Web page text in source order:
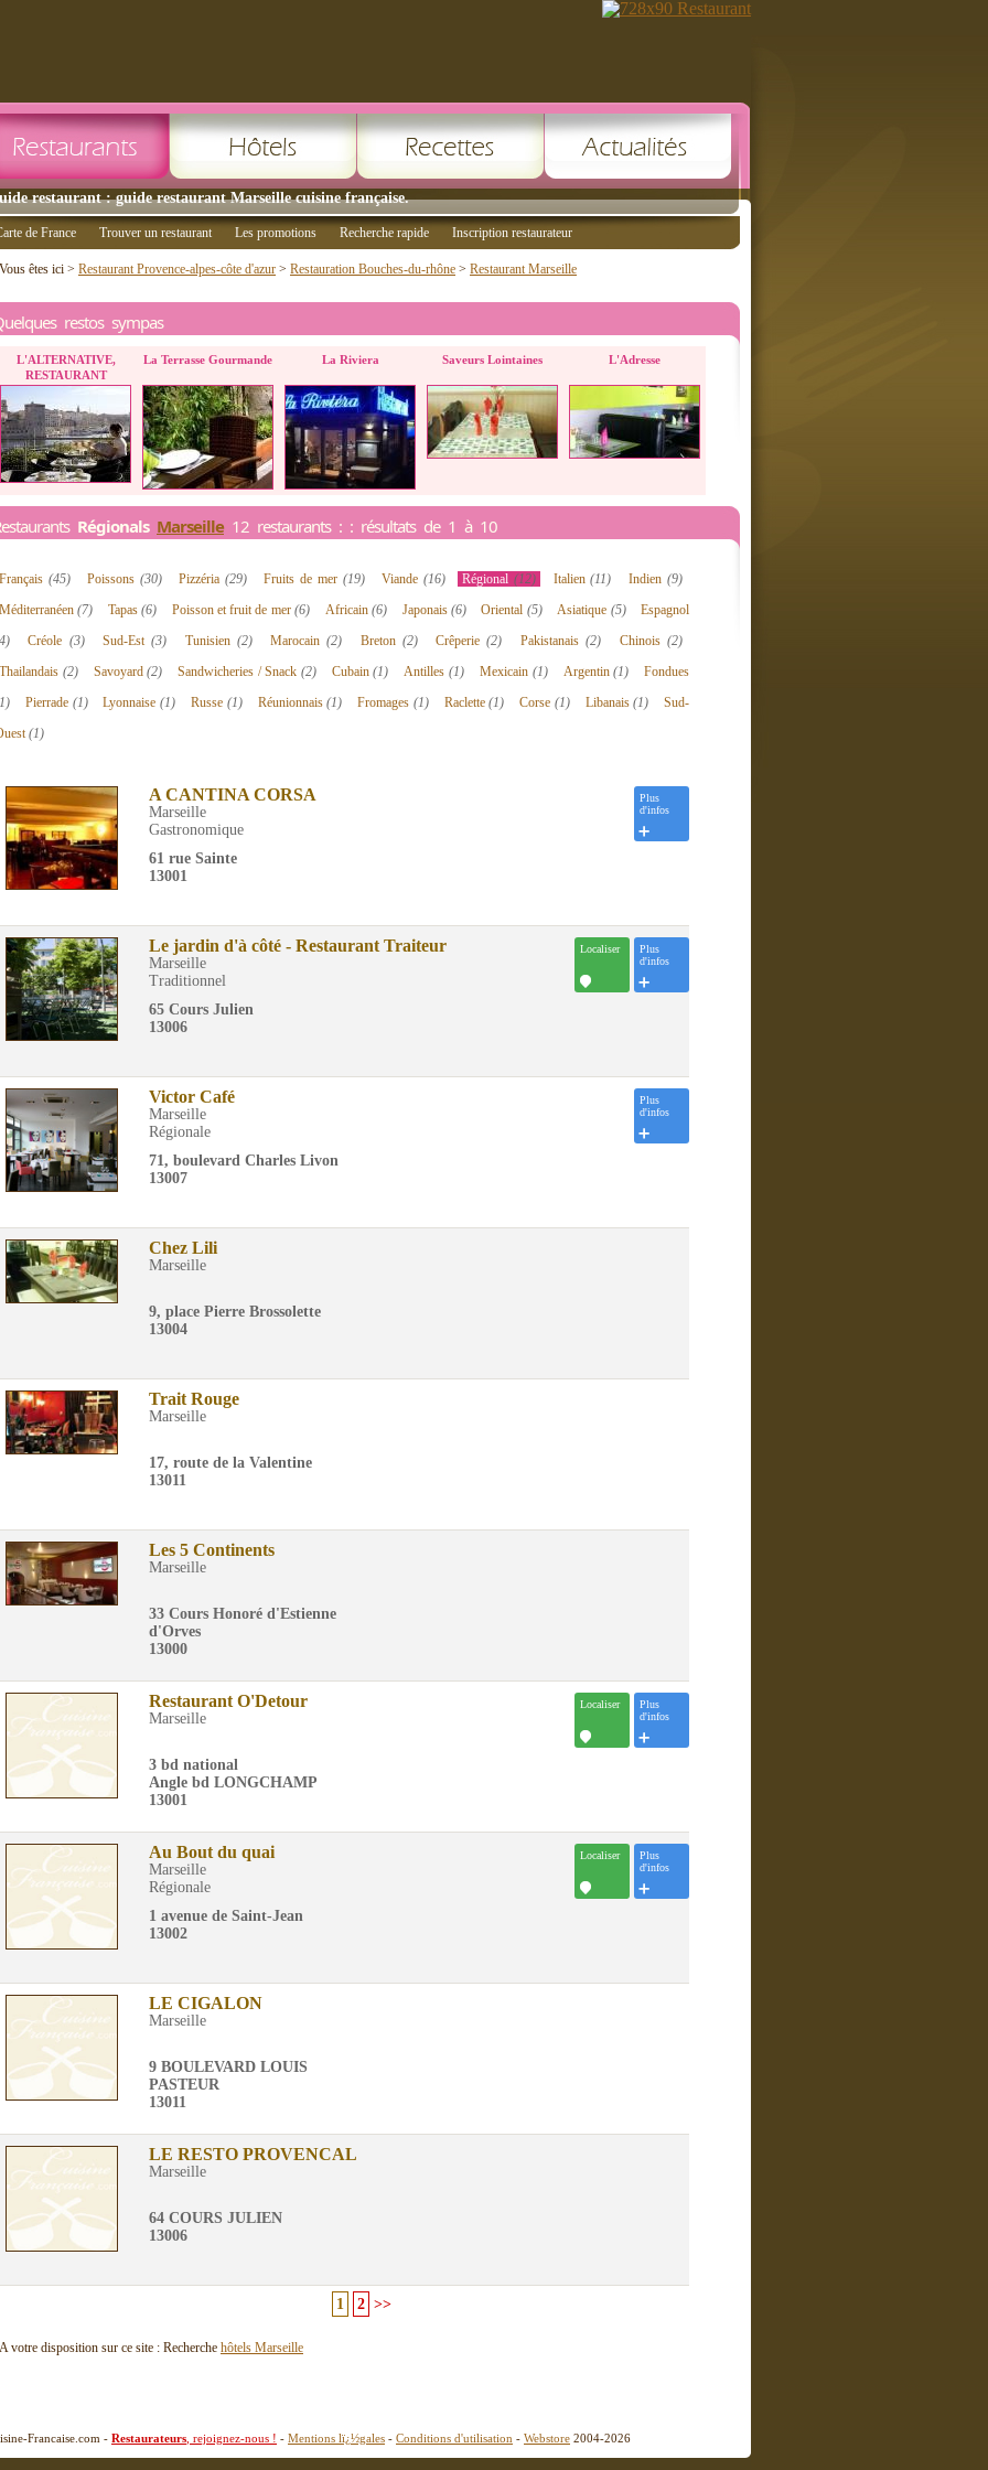
restaurant : guide restaurant Marseille cuisine française.
de France Trouver un restaurant Les promotions Recherche rapide Inscription restaurateur
Vous êtes ici > Restaurant Provence-alpes-côte d'azur > Restauration Bouches-du-rhône > Restaurant Marseille
restos sympas
L'ALTERNATIVE,
RESTAURANT
La Terrasse Gourmande La Riviera Saveurs Lointaines L'Adresse
Régionals Marseille12 restaurants : : résultats de 1 à 10
Français (45) Poissons(30) Pizzéria(29) Fruits de mer(19) Viande(16) Régional(12) Italien(11) Indien (9)
Méditerranéen(7) Tapas(6) Poisson et fruit de mer (6) Africain (6) Japonais (6) Oriental (5) Asiatique (5)
Espagnol
Créole (3) Sud-Est(3) Tunisien (2) Marocain(2) Breton (2) Crêperie(2) Pakistanais(2) Chinois (2)
Thailandais (2) Savoyard(2) Sandwicheries / Snack (2) Cubain(1) Antilles(1) Mexicain (1) Argentin(1)
Fondues
Pierrade (1) Lyonnaise(1) Russe (1) Réunionnais(1) Fromages (1) Raclette(1) Corse (1) Libanais(1)
Sud-
(1)
A CANTINA CORSA
Marseille
Gastronomique
61 rue Sainte
13001
Plus
d'infos
Le jardin d'à côté - Restaurant Traiteur
Marseille
Traditionnel
65 Cours Julien
13006
Plus
d'infos
Localiser
Victor Café
Marseille
Régionale
71, boulevard Charles Livon
13007
Plus
d'infos
Chez Lili
Marseille
9, place Pierre Brossolette
13004
Trait Rouge
Marseille
17, route de la Valentine
13011
Les 5 Continents
Marseille
33 Cours Honoré d'Estienne
d'Orves
13000
Restaurant O'Detour
Marseille
3 bd national
Angle bd LONGCHAMP
13001
Plus
d'infos
Localiser
Au Bout du quai
Marseille
Régionale
1 avenue de Saint-Jean
13002
Plus
d'infos
Localiser
LE CIGALON
Marseille
9 BOULEVARD LOUIS
PASTEUR
13011
LE RESTO PROVENCAL
Marseille
64 COURS JULIEN
13006
1 2 >>
A votre disposition sur ce site : Recherche hôtels Marseille
Francaise.com - Restaurateurs , rejoignez-nous ! - Mentions lï¿½gales - Conditions d'utilisation - Webstore 2004-2026